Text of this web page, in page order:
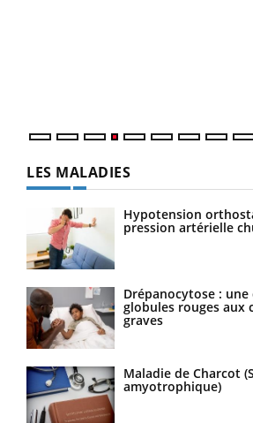
LES MALADIES
Hypotension
pression artérielle
Drépanocytose :
globules rouges aux
graves
Maladie de Charcot
amyotrophique)